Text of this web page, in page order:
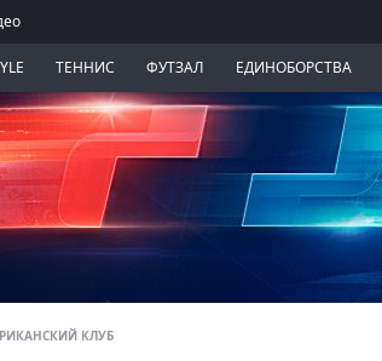
ТЕННИС ФУТЗАЛ ЕДИНОБОРСТВА
КЛУБ